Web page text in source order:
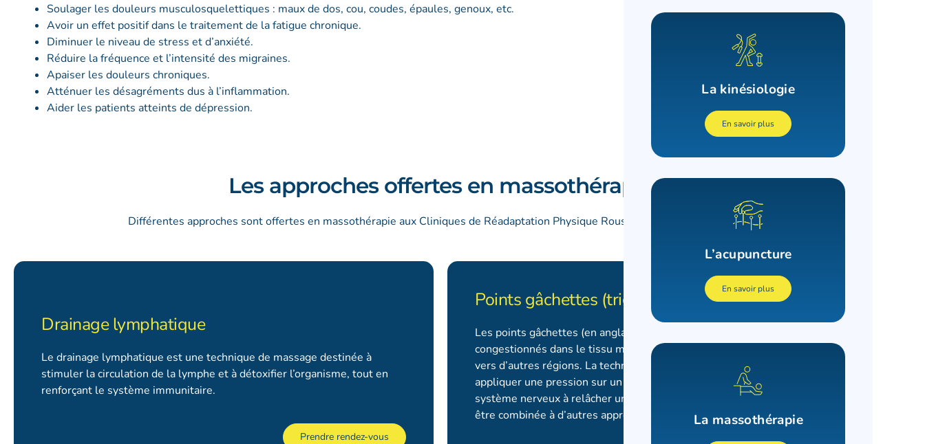
Soulager les douleurs musculosquelettiques : maux de dos, cou, coudes, épaules, genoux, etc.
Avoir un effet positif dans le traitement de la fatigue chronique.
Diminuer le niveau de stress et d’anxiété.
Réduire la fréquence et l’intensité des migraines.
Apaiser les douleurs chroniques.
Atténuer les désagréments dus à l’inflammation.
Aider les patients atteints de dépression.
Les approches offertes en massothérapie
Différentes approches sont offertes en massothérapie aux Cliniques de Réadaptation Physique Roussillon. En voici certaines :
Drainage lymphatique
Le drainage lymphatique est une technique de massage destinée à
stimuler la circulation de la lymphe et à détoxifier l’organisme, tout en
renforçant le système immunitaire.
Prendre rendez-vous
Points gâchettes (trigger points)
Les points gâchettes (en anglais trigger points) sont des points
congestionnés dans le tissu musculaire qui peuvent créer de la douleur
vers d’autres régions. La technique de points gâchettes consiste à
appliquer une pression sur un point réflexe dans l’objectif de forcer le
système nerveux à relâcher une région particulière. Cette technique peut
être combinée à d’autres approches.
La kinésiologie
En savoir plus
L’acupuncture
En savoir plus
La massothérapie